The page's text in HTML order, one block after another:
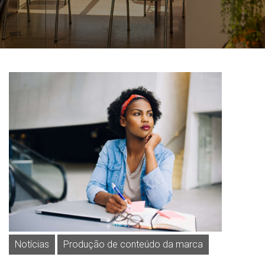
Notícias Produção de conteúdo da marca